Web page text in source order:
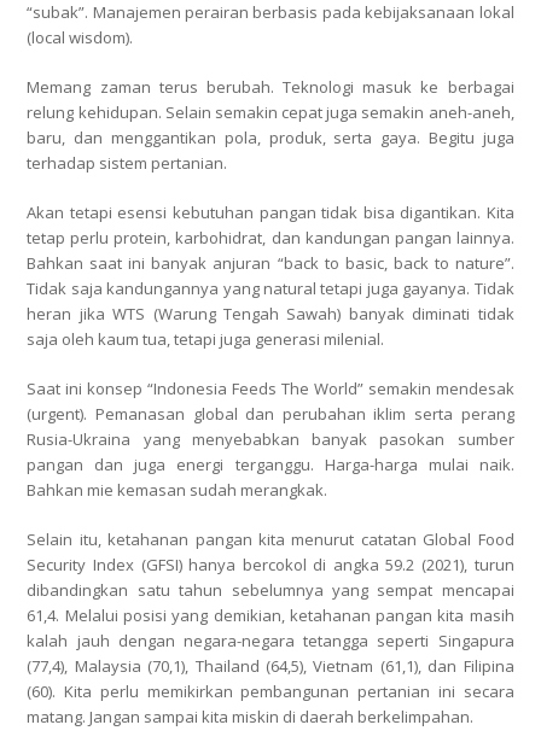
“subak”. Manajemen perairan berbasis pada kebijaksanaan lokal
(local wisdom).
Memang zaman terus berubah. Teknologi masuk ke berbagai
relung kehidupan. Selain semakin cepat juga semakin aneh-aneh,
baru, dan menggantikan pola, produk, serta gaya. Begitu juga
terhadap sistem pertanian.
Akan tetapi esensi kebutuhan pangan tidak bisa digantikan. Kita
tetap perlu protein, karbohidrat, dan kandungan pangan lainnya.
Bahkan saat ini banyak anjuran “back to basic, back to nature”.
Tidak saja kandungannya yang natural tetapi juga gayanya. Tidak
heran jika WTS (Warung Tengah Sawah) banyak diminati tidak
saja oleh kaum tua, tetapi juga generasi milenial.
Saat ini konsep “Indonesia Feeds The World” semakin mendesak
(urgent). Pemanasan global dan perubahan iklim serta perang
Rusia-Ukraina yang menyebabkan banyak pasokan sumber
pangan dan juga energi terganggu. Harga-harga mulai naik.
Bahkan mie kemasan sudah merangkak.
Selain itu, ketahanan pangan kita menurut catatan Global Food
Security Index (GFSI) hanya bercokol di angka 59.2 (2021), turun
dibandingkan satu tahun sebelumnya yang sempat mencapai
61,4. Melalui posisi yang demikian, ketahanan pangan kita masih
kalah jauh dengan negara-negara tetangga seperti Singapura
(77,4), Malaysia (70,1), Thailand (64,5), Vietnam (61,1), dan Filipina
(60). Kita perlu memikirkan pembangunan pertanian ini secara
matang. Jangan sampai kita miskin di daerah berkelimpahan.